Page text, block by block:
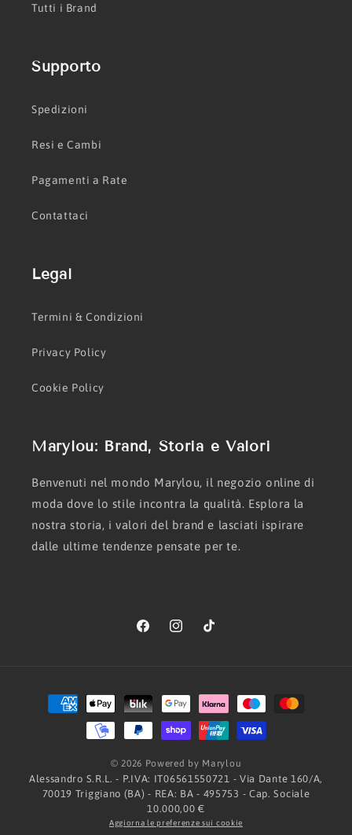
Tutti i Brand
Supporto
Spedizioni
Resi e Cambi
Pagamenti a Rate
Contattaci
Legal
Termini & Condizioni
Privacy Policy
Cookie Policy
Marylou: Brand, Storia e Valori
Benvenuti nel mondo Marylou, il negozio online di
moda dove lo stile incontra la qualità. Esplora la
nostra storia, i valori del brand e lasciati ispirare
dalle ultime tendenze pensate per te.
FacebookInstagramTikTok
Metodi
di
pagamento
© 2026 Powered by Marylou
Alessandro S.R.L. - P.IVA: IT06561550721 - Via Dante 160/A,
70019 Triggiano (BA) - REA: BA - 495753 - Cap. Sociale
10.000,00 €
Aggiorna le preferenze sui cookie